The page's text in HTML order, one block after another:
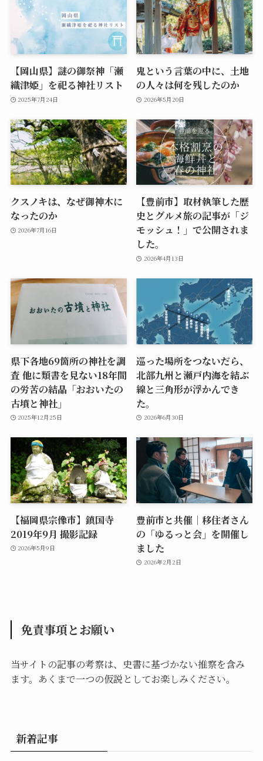
【岡山県】謎の御祭神「瀬
織津姫」を祀る神社リスト
2025年7月24日
鬼という言葉の中に、土地
の人々は何を残したのか
2026年5月20日
クスノキは、なぜ御神木に
なったのか
2026年7月16日
【豊前市】取材執筆した歴
史とグルメ旅の記事が「ジ
モッシュ！」で公開されま
した。
2026年4月13日
県下各地69箇所の神社を調
査 他に類書を見ない18年間
の労苦の結晶「おおいたの
古墳と神社」
2025年12月25日
巡った場所をつないだら、
北部九州と瀬戸内海を結ぶ
線と三角形が浮かんでき
た。
2026年6月30日
【福岡県宗像市】鎮国寺
2019年9月 撮影記録
2026年5月9日
豊前市と共催｜移住者さん
の「ゆるっと会」を開催し
ました
2026年2月2日
免責事項とお願い
当サイトの記事の考察は、史書に基づかない推察を含み
ます。あくまで一つの仮説としてお楽しみください。
新着記事